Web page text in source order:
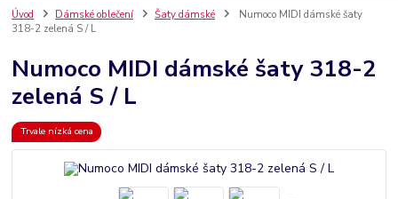
Úvod Dámské oblečení Šaty dámské
Numoco MIDI dámské šaty
318-2 zelená S / L
Numoco MIDI dámské šaty 318-2
zelená S / L
Trvale nízká cena